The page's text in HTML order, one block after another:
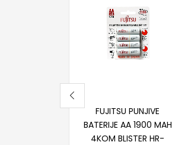
FUJITSU PUNJIVE
BATERIJE AA 1900 MAH
4KOM BLISTER HR-